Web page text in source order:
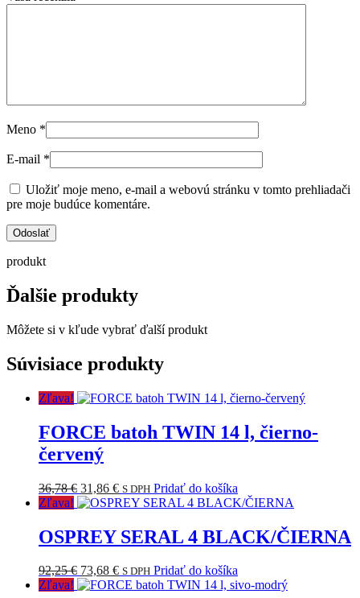
Meno *
E-mail *
Uložiť moje meno, e-mail a webovú stránku v tomto prehliadači
pre moje budúce komentáre.
produkt
Ďalšie produkty
Môžete si v kľude vybrať ďalší produkt
Súvisiace produkty
Zľava!
FORCE batoh TWIN 14 l, čierno-
červený
36,78€ Pôvodná
cena
36,78 €.
31,86 €Aktuálna
cena
31,86 €.
S DPH Pridať do košíka
Zľava!
OSPREY SERAL 4 BLACK/ČIERNA
92,25€ Pôvodná
cena
73,68 €Aktuálna
cena
S DPH Pridať do košíka
Zľava!